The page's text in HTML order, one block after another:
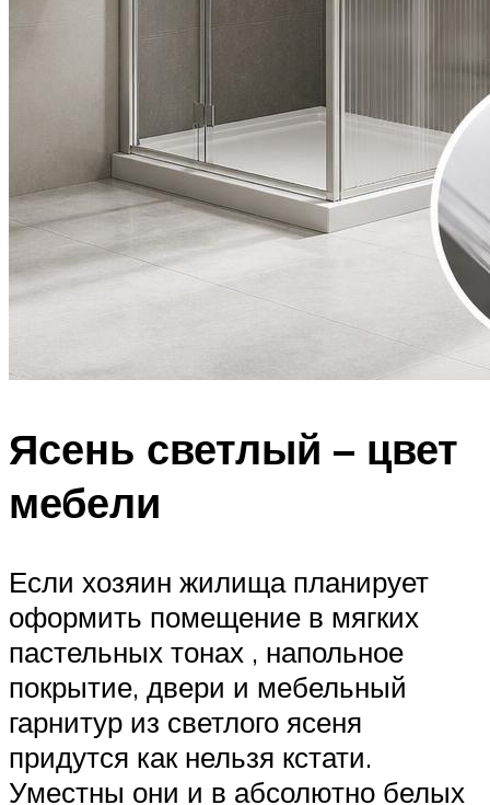
Ясень светлый – цвет
мебели
Если хозяин жилища планирует
оформить помещение в мягких
пастельных тонах , напольное
покрытие, двери и мебельный
гарнитур из светлого ясеня
придутся как нельзя кстати.
Уместны они и в абсолютно белых